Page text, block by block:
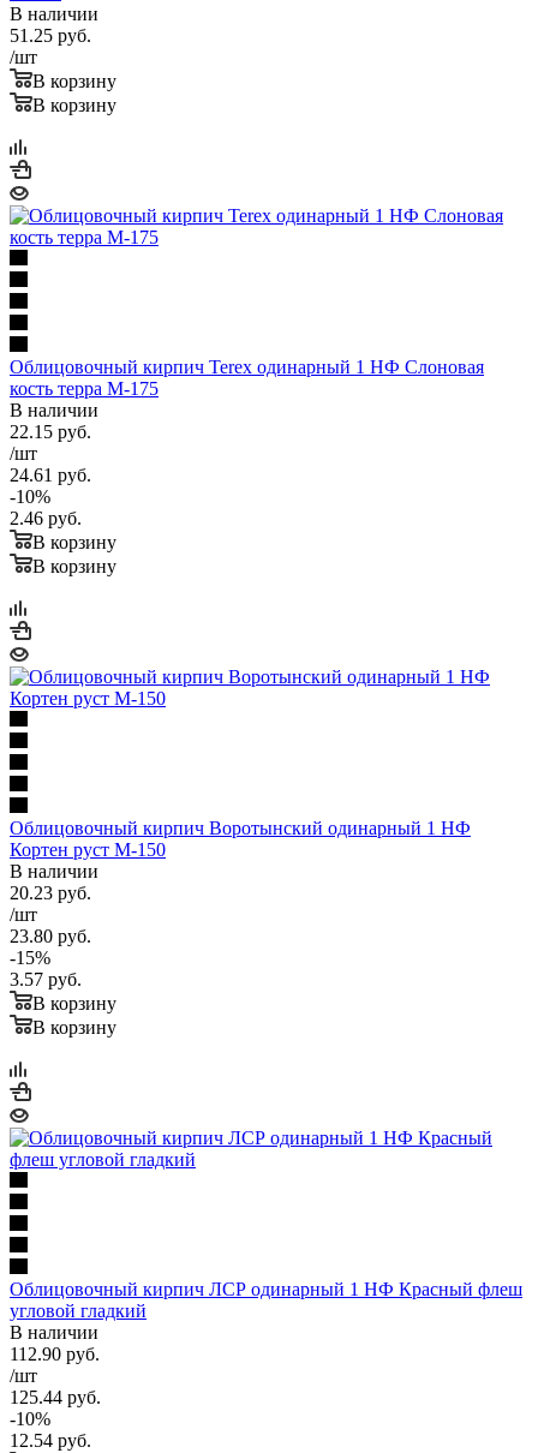
В наличии
51.25 руб.
/шт
В корзину
В корзину
Облицовочный кирпич Terex одинарный 1 НФ Слоновая
кость терра М-175
В наличии
22.15 руб.
/шт
24.61 руб.
-10%
2.46 руб.
В корзину
В корзину
Облицовочный кирпич Воротынский одинарный 1 НФ
Кортен руст М-150
В наличии
20.23 руб.
/шт
23.80 руб.
-15%
3.57 руб.
В корзину
В корзину
Облицовочный кирпич ЛСР одинарный 1 НФ Красный флеш
угловой гладкий
В наличии
112.90 руб.
/шт
125.44 руб.
-10%
12.54 руб.